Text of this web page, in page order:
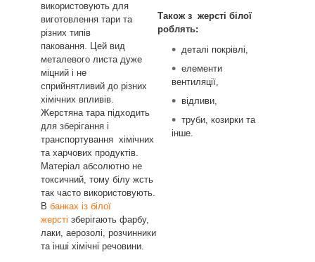
використовують для
виготовлення тари та
різних типів
паковання. Цей вид
металевого листа дуже
міцний і не
сприйнятливий до різних
хімічних впливів.
Жерстяна тара підходить
для зберігання і
транспортування хімічних
та харчових продуктів.
Матеріал абсолютно не
токсичний, тому білу жсть
так часто використовують.
В банках із білої
жерсті зберігають фарбу,
лаки, аерозолі, розчинники
та інші хімічні речовини.
Також з жерсті білої
роблять:
деталі покрівлі,
елементи
вентиляції,
відливи,
труби, козирки та
інше.